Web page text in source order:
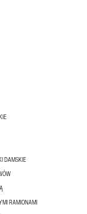
DAMSKIE
RAMIONAMI